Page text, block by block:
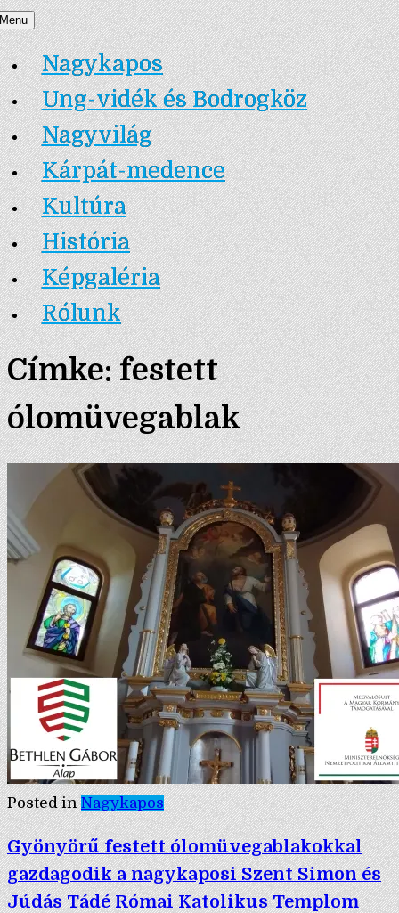
Skip
to
content
Nagykapos.ma
Nagykapos
Ung-vidék és Bodrogköz
Nagyvilág
Kárpát-medence
Kultúra
História
Képgaléria
Rólunk
Címke:festett
ólomüvegablak
Posted inNagykapos
Gyönyörű festett ólomüvegablakokkal
gazdagodik a nagykaposi Szent Simon és
Júdás Tádé Római Katolikus Templom